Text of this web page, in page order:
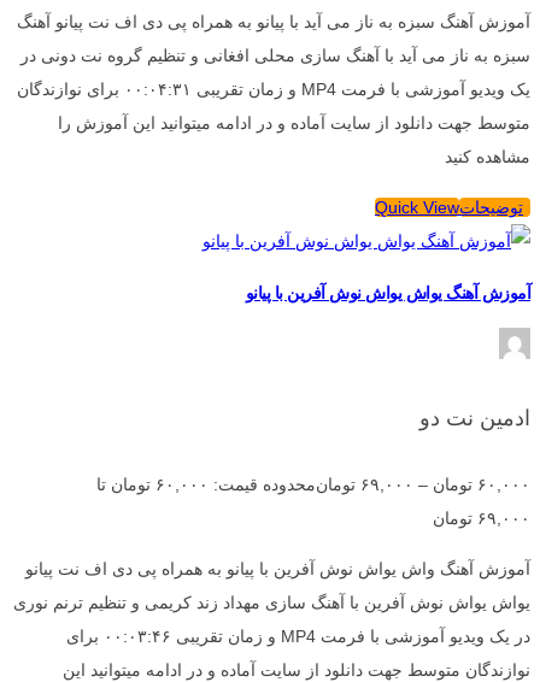
آموزش آهنگ سبزه به ناز می آید با پیانو به همراه پی دی اف نت پیانو آهنگ
سبزه به ناز می آید با آهنگ سازی محلی افغانی و تنظیم گروه نت دونی در
یک ویدیو آموزشی با فرمت MP4 و زمان تقریبی ۰۰:۰۴:۳۱ برای نوازندگان
متوسط جهت دانلود از سایت آماده و در ادامه میتوانید این آموزش را
مشاهده کنید
توضیحاتQuick View
آموزش آهنگ یواش یواش نوش آفرین با پیانو
ادمین نت دو
۶۰,۰۰۰ تومان – ۶۹,۰۰۰ تومان
محدوده قیمت: ۶۰,۰۰۰ تومان تا
۶۹,۰۰۰ تومان
آموزش آهنگ واش یواش نوش آفرین با پیانو به همراه پی دی اف نت پیانو
یواش یواش نوش آفرین با آهنگ سازی مهداد زند کریمی و تنظیم ترنم نوری
در یک ویدیو آموزشی با فرمت MP4 و زمان تقریبی ۰۰:۰۳:۴۶ برای
نوازندگان متوسط جهت دانلود از سایت آماده و در ادامه میتوانید این